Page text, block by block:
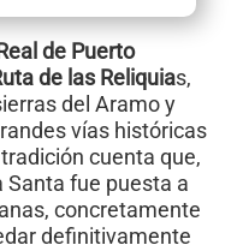
de Puerto
de las Reliquias,
del Aramo y
vías históricas
cuenta que,
Santa fue puesta a
concretamente
definitivamente